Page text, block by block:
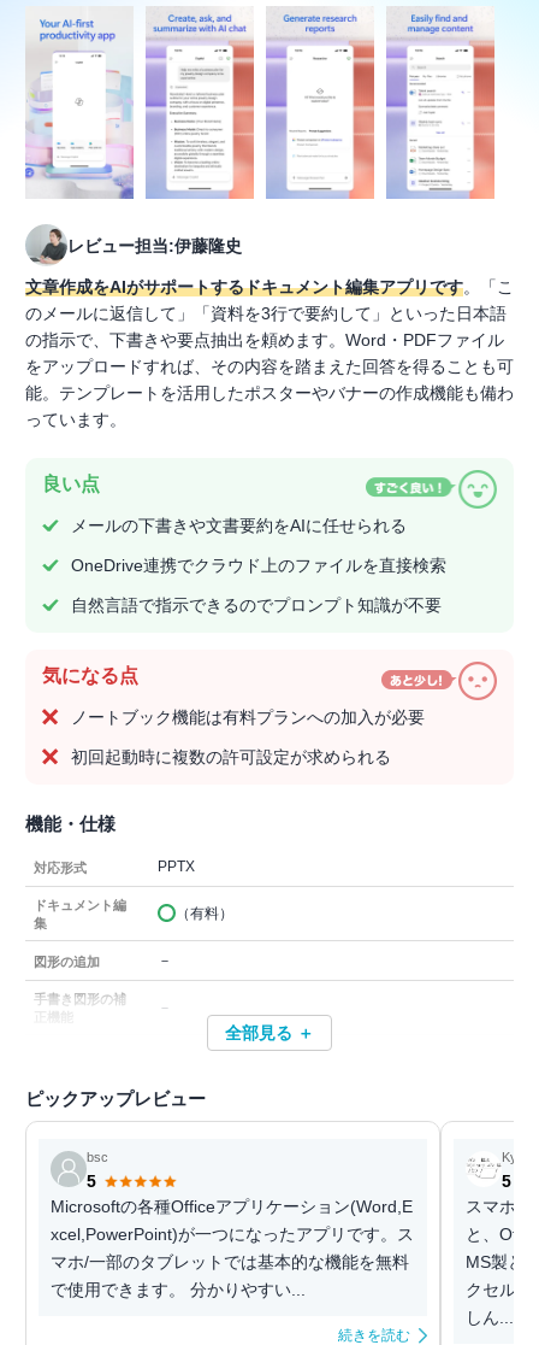
レビュー担当:伊藤隆史
文章作成をAIがサポートするドキュメント編集アプリです。「こ
のメールに返信して」「資料を3行で要約して」といった日本語
の指示で、下書きや要点抽出を頼めます。Word・PDFファイル
をアップロードすれば、その内容を踏まえた回答を得ることも可
能。テンプレートを活用したポスターやバナーの作成機能も備わ
っています。
良い点
メールの下書きや文書要約をAIに任せられる
OneDrive連携でクラウド上のファイルを直接検索
自然言語で指示できるのでプロンプト知識が不要
気になる点
ノートブック機能は有料プランへの加入が必要
初回起動時に複数の許可設定が求められる
機能・仕様
対応形式 PPTX
ドキュメント編
集
（有料）
図形の追加 －
手書き図形の補
－
全部見る ＋
ピックアップレビュー
bsc
5
Microsoftの各種Officeアプリケーション(Word,E
xcel,PowerPoint)が一つになったアプリです。ス
マホ/一部のタブレットでは基本的な機能を無料
で使用できます。 分かりやすい...
続きを読む
5
スマホ
と、
MS製と
クセルに
しん...